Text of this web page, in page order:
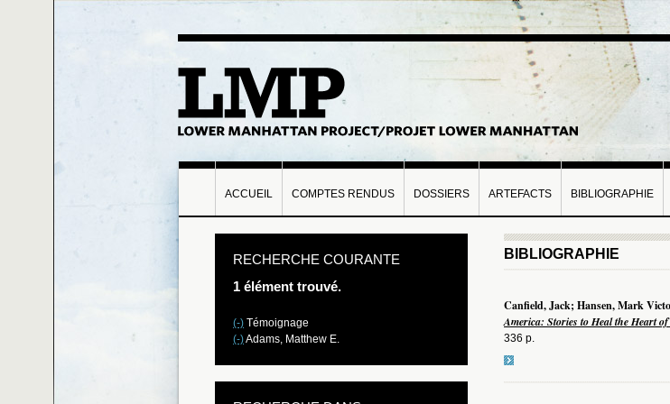
ACCUEIL COMPTES RENDUS DOSSIERS ARTEFACTS BIBLIOGRAPHIE
BIBLIOGRAPHIE
Canfield, Jack; Hansen, Mark
America: Stories to Heal the Heart
336 p.
RECHERCHE COURANTE
1 élément trouvé.
(-) Témoignage
(-)Adams, Matthew E.